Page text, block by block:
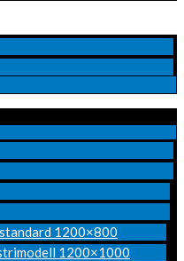
1200×800
1200×1000